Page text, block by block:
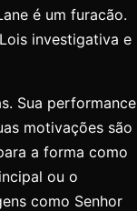
é um furacão.
investigativa e
Sua performance
motivações são
a forma como
ou o
como Senhor